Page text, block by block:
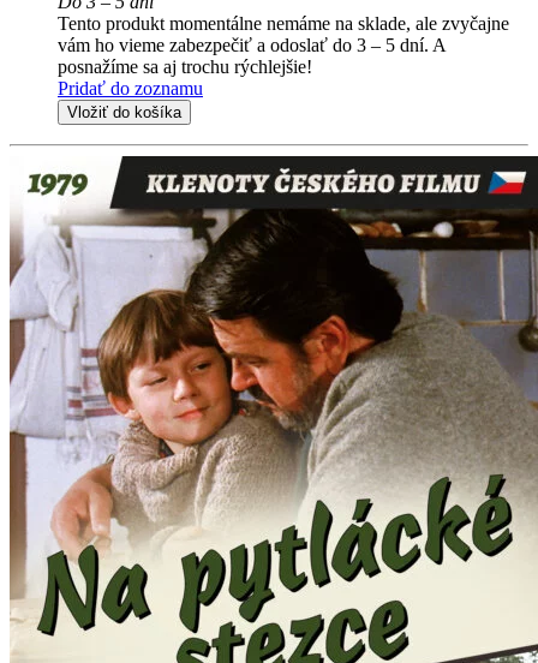
Tento produkt momentálne nemáme na sklade, ale zvyčajne
vám ho vieme zabezpečiť a odoslať do 3 – 5 dní. A
posnažíme sa aj trochu rýchlejšie!
Pridať do zoznamu
Vložiť do košíka